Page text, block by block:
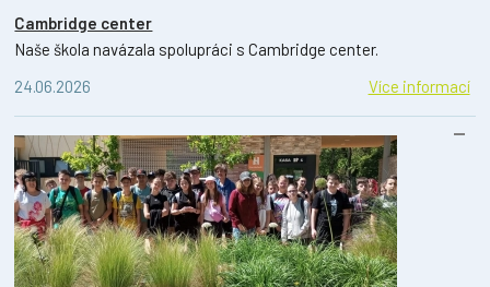
Cambridge center
Naše škola navázala spolupráci s Cambridge center.
24.06.2026
Více informací